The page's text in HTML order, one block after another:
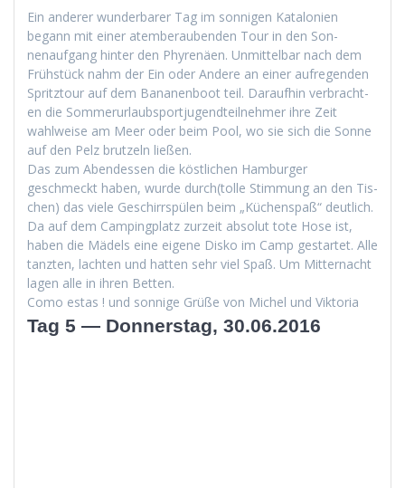
Ein ander­er wun­der­bar­er Tag im son­ni­gen Kat­alonien
begann mit ein­er atem­ber­auben­den Tour in den Son­
nenauf­gang hin­ter den Phyrenäen. Unmit­tel­bar nach dem
Früh­stück nahm der Ein oder Andere an ein­er aufre­gen­den
Spritz­tour auf dem Bana­nen­boot teil. Daraufhin ver­bracht­
en die Som­merurlaub­sportju­gendteil­nehmer ihre Zeit
wahlweise am Meer oder beim Pool, wo sie sich die Sonne
auf den Pelz brutzeln ließen.
Das zum Aben­dessen die köstlichen Ham­burg­er
geschmeckt haben, wurde durch(tolle Stim­mung an den Tis­
chen) das viele Geschirrspülen beim „Küchenspaß“ deut­lich.
Da auf dem Camp­ing­platz zurzeit abso­lut tote Hose ist,
haben die Mädels eine eigene Disko im Camp ges­tartet. Alle
tanzten, lacht­en und hat­ten sehr viel Spaß. Um Mit­ter­nacht
lagen alle in ihren Betten.
Como estas ! und son­nige Grüße von Michel und Viktoria
Tag 5 — Donnerstag, 30.06.2016